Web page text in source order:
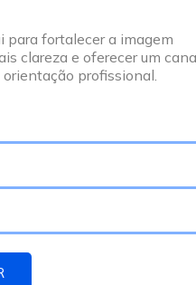
para fortalecer a imagem
clareza e oferecer um
profissional.